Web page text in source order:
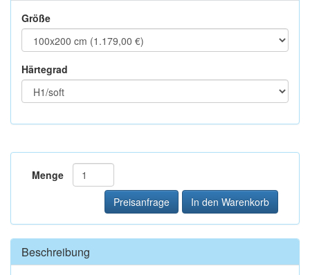
Größe
Härtegrad
Menge
In den Warenkorb
Preisanfrage
Beschreibung